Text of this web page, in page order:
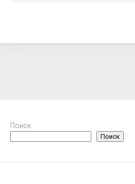
Поиск
Поиск